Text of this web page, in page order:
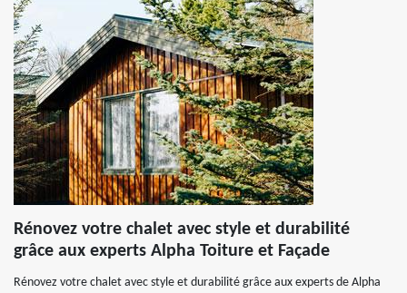
Rénovez votre chalet avec style et durabilité
grâce aux experts Alpha Toiture et Façade
Rénovez votre chalet avec style et durabilité grâce aux experts de Alpha